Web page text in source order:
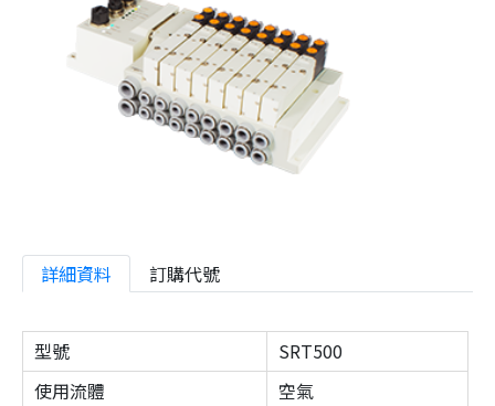
詳細資料 訂購代號
型號
SRT500
使用流體
空氣